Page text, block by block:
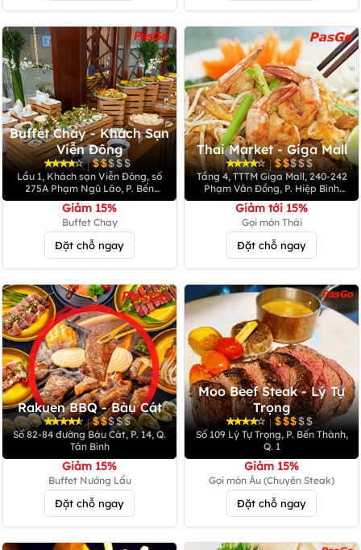
Buffet Chay - Khách Sạn
Viễn Đông
|
Lầu 1, Khách sạn Viễn Đông, số
275A Phạm Ngũ Lão, P. Bến
Thành, Q.1
Giảm 15%
Buffet Chay
Đặt chỗ ngay
Thai Market - Giga Mall
|
Tầng 4, TTTM Giga Mall, 240-242
Phạm Văn Đồng, P. Hiệp Bình
Chánh, Tp. Thủ Đức
Giảm tới 15%
Gọi món Thái
Đặt chỗ ngay
Rakuen BBQ - Bàu Cát
|
Số 82-84 đường Bàu Cát, P. 14, Q.
Tân Bình
Giảm 15%
Buffet Nướng Lẩu
Đặt chỗ ngay
Moo Beef Steak - Lý Tự
Trọng
|
Số 109 Lý Tự Trọng, P. Bến Thành,
Q. 1
Giảm 15%
Gọi món Âu (Chuyên Steak)
Đặt chỗ ngay